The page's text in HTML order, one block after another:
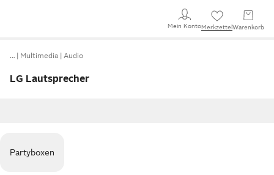
Mein KontoMerkzettel Warenkorb
… Multimedia Audio
LG Lautsprecher
Partyboxen